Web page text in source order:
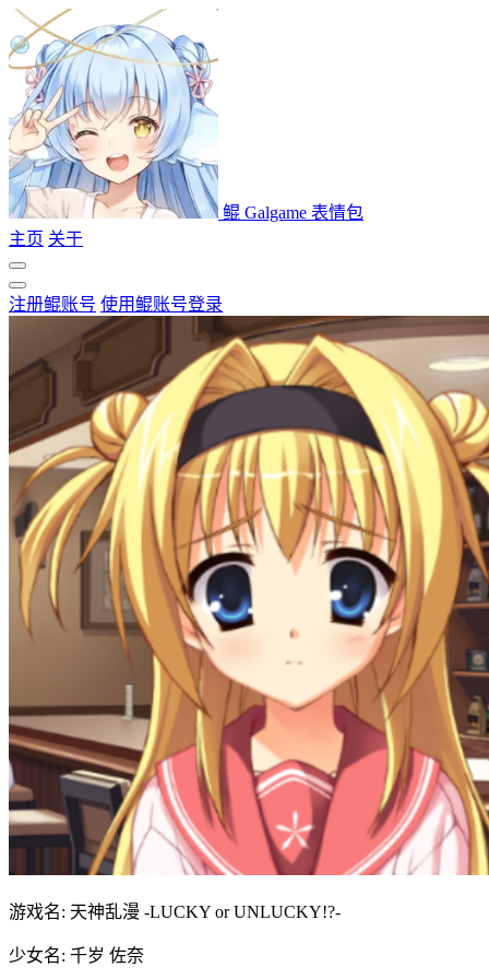
鲲 Galgame 表情包
主页 关于
注册鲲账号 使用鲲账号登录
游戏名: 天神乱漫 -LUCKY or UNLUCKY!?-
少女名: 千岁 佐奈